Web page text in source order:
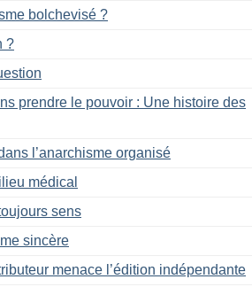
bolchevisé ?
?
prendre le pouvoir : Une histoire des
l’anarchisme organisé
médical
sens
sincère
menace l’édition indépendante